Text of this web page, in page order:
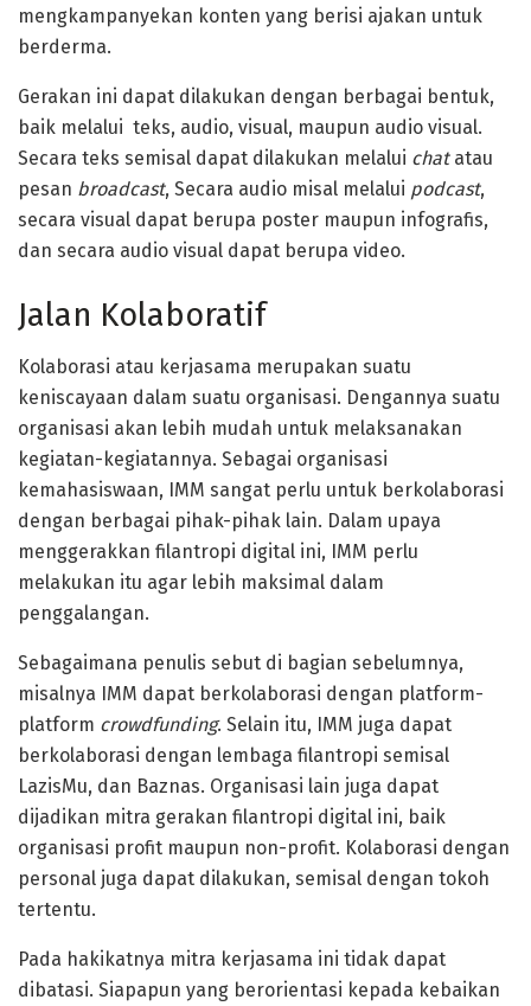
mengkampanyekan konten yang berisi ajakan untuk
berderma.
Gerakan ini dapat dilakukan dengan berbagai bentuk,
baik melalui teks, audio, visual, maupun audio visual.
Secara teks semisal dapat dilakukan melalui chatatau
pesan broadcast, Secara audio misal melalui podcast,
secara visual dapat berupa poster maupun infografis,
dan secara audio visual dapat berupa video.
Jalan Kolaboratif
Kolaborasi atau kerjasama merupakan suatu
keniscayaan dalam suatu organisasi. Dengannya suatu
organisasi akan lebih mudah untuk melaksanakan
kegiatan-kegiatannya. Sebagai organisasi
kemahasiswaan, IMM sangat perlu untuk berkolaborasi
dengan berbagai pihak-pihak lain. Dalam upaya
menggerakkan filantropi digital ini, IMM perlu
melakukan itu agar lebih maksimal dalam
penggalangan.
Sebagaimana penulis sebut di bagian sebelumnya,
misalnya IMM dapat berkolaborasi dengan platform-
platform crowdfunding. Selain itu, IMM juga dapat
berkolaborasi dengan lembaga filantropi semisal
LazisMu, dan Baznas. Organisasi lain juga dapat
dijadikan mitra gerakan filantropi digital ini, baik
organisasi profit maupun non-profit. Kolaborasi dengan
personal juga dapat dilakukan, semisal dengan tokoh
tertentu.
Pada hakikatnya mitra kerjasama ini tidak dapat
dibatasi. Siapapun yang berorientasi kepada kebaikan